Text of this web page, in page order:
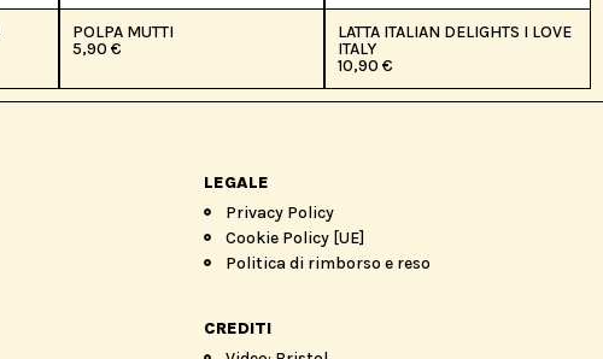
POLPA MUTTI
5,90 €
LATTA ITALIAN DELIGHTS I LOVE
ITALY
10,90€
LEGALE
Privacy Policy
Cookie Policy [UE]
Politica di rimborso e reso
CREDITI